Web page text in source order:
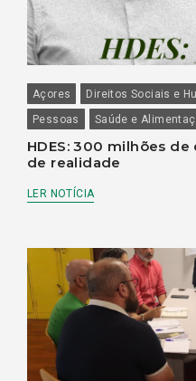
Açores Direitos Sociais e
Pessoas
Saúde e
HDES: 300 milhões
de realidade
LER NOTÍCIA